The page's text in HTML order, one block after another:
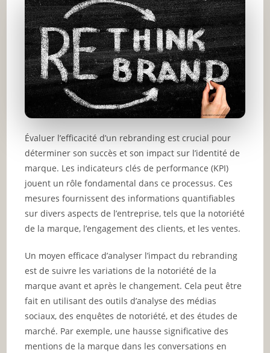
Évaluer l’efficacité d’un rebranding est crucial pour
déterminer son succès et son impact sur l’identité de
marque. Les indicateurs clés de performance (KPI)
jouent un rôle fondamental dans ce processus. Ces
mesures fournissent des informations quantifiables
sur divers aspects de l’entreprise, tels que la notoriété
de la marque, l’engagement des clients, et les ventes.
Un moyen efficace d’analyser l’impact du rebranding
est de suivre les variations de la notoriété de la
marque avant et après le changement. Cela peut être
fait en utilisant des outils d’analyse des médias
sociaux, des enquêtes de notoriété, et des études de
marché. Par exemple, une hausse significative des
mentions de la marque dans les conversations en